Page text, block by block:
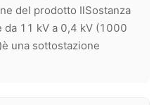
del prodotto IlSostanza
da 11 kV a 0,4 kV (1000
una sottostazione